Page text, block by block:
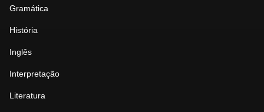
Gramática
História
Inglês
Interpretação
Literatura